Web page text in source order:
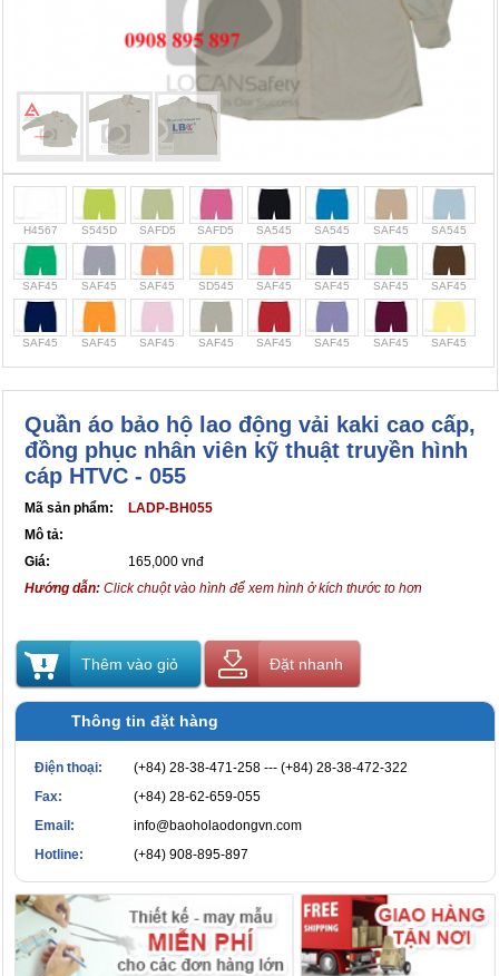
H4567 S545D SAFD5 SAFD5 SA545 SA545 SAF45 SA545
SAF45 SAF45 SAF45 SD545 SAF45 SAF45 SAF45 SAF45
SAF45 SAF45 SAF45 SAF45 SAF45 SAF45 SAF45 SAF45
Quần áo bảo hộ lao động vải kaki cao cấp,
đồng phục nhân viên kỹ thuật truyền hình
cáp HTVC - 055
Mã sản phẩm:
LADP-BH055
Mô tả:
Giá:
165,000 vnđ
Hướng dẫn: Click chuột vào hình để xem hình ở kích thước to hơn
Thêm vào giỏ Đặt nhanh
Thông tin đặt hàng
Điện thoại:
(+84) 28-38-471-258 --- (+84) 28-38-472-322
Fax:
(+84) 28-62-659-055
Email:
info@baoholaodongvn.com
Hotline:
(+84) 908-895-897
Cọc giao thông, rào chắn công trình
Bình chữa cháy, cứu hỏa
Chính sách bảo mật thông tin